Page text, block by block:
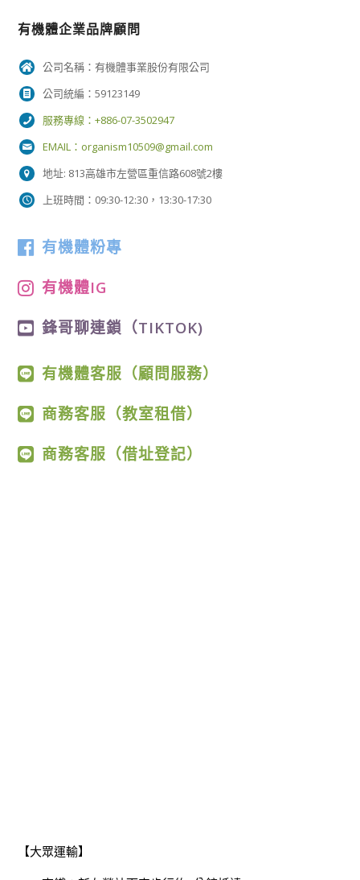
有機體企業品牌顧問
公司名稱：有機體事業股份有限公司
公司統編：59123149
服務專線：+886-07-3502947
EMAIL： organism10509@gmail.com
地址: 813高雄市左營區重信路608號2樓
上班時間：09:30-12:30，13:30-17:30
有機體粉專
有機體IG
鋒哥聊連鎖（TIKTOK)
有機體客服（顧問服務）
商務客服（教室租借）
商務客服（借址登記）
【大眾運輸】